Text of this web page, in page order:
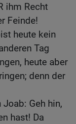
ihm Recht
Feinde!
heute kein
Tag
heute aber
denn der
Geh hin,
hast! Da